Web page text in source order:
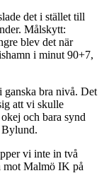
det i stället till
Målskytt:
blev det när
i minut 90+7,
ganska bra nivå. Det
att vi skulle
och bara synd
Bylund.
vi inte in två
mot Malmö IK på